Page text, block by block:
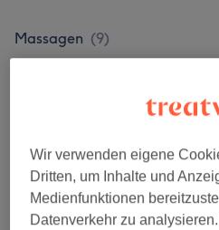
Massagen (9)
Salonbewertungen
5,0
Wir verwenden eigene
Dritten, um Inhalte und
Medienfunktionen
Datenverkehr zu